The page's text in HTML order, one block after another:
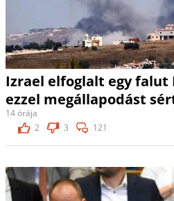
Izrael elfoglalt egy falut
ezzel megállapodást
14 órája
2
3 121